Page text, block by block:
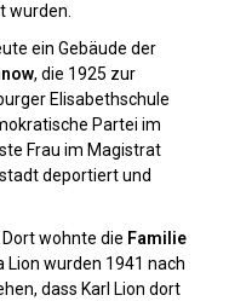
wurden.
ein Gebäude der
, die 1925 zur
Elisabethschule
Partei im
Frau im Magistrat
deportiert und
Dort wohnte die Familie
Lion wurden 1941 nach
dass Karl Lion dort